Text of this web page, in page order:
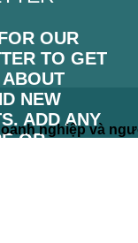
OUR
TO GET
NEW
ADD ANY
OR
TÌM THẤY
HỆ.
nghiệp và